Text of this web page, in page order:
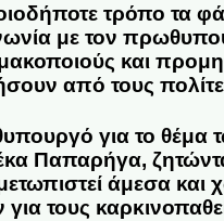
τρόπο τα
με τον
και
από τους
για το
Παπαρήγα,
άμεσα και
τους